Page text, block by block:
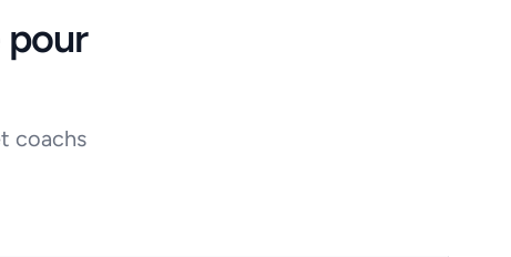
pour
coachs